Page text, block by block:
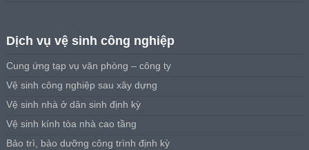
Dịch vụ vệ sinh công nghiệp
Cung ứng tạp vụ văn phòng – công ty
Vệ sinh công nghiệp sau xây dựng
Vệ sinh nhà ở dân sinh định kỳ
Vệ sinh kính tòa nhà cao tầng
Bảo trì, bảo dưỡng công trình định kỳ